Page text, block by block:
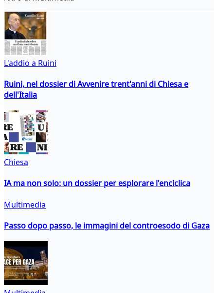
L'addio a Ruini
Ruini, nel dossier di Avvenire trent'anni di Chiesa e
dell'Italia
Chiesa
IA ma non solo: un dossier per esplorare l'enciclica
Multimedia
Passo dopo passo, le immagini del controesodo di Gaza